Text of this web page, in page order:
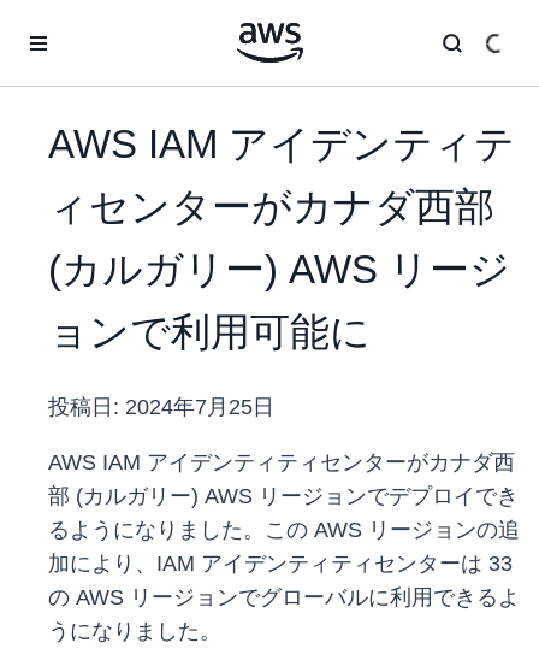
AWS IAM アイデンティテ
ィセンターがカナダ西部
(カルガリー) AWS リージ
ョンで利用可能に
投稿日: 2024年7月25日
AWS IAM アイデンティティセンターがカナダ西
部 (カルガリー) AWS リージョンでデプロイでき
るようになりました。この AWS リージョンの追
加により、IAM アイデンティティセンターは 33
の AWS リージョンでグローバルに利用できるよ
うになりました。